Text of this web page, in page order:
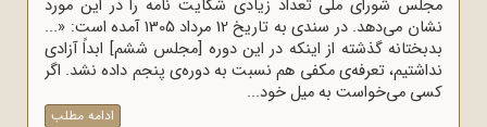
مجلس شورای ملی تعداد زیادی شکایت نامه را در این مورد
نشان می‌دهد. در سندی به تاریخ 12 مرداد 1305 آمده است: «...
بدبختانه گذشته از اینکه در این دوره [مجلس ششم] ابداً آزادی
نداشتیم، تعرفه‌ی مکفی هم نسبت به دوره‌ی پنجم داده نشد. اگر
کسی می‌خواست به میل خود...
ادامه مطلب